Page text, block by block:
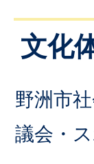
文化
野洲市
議会・